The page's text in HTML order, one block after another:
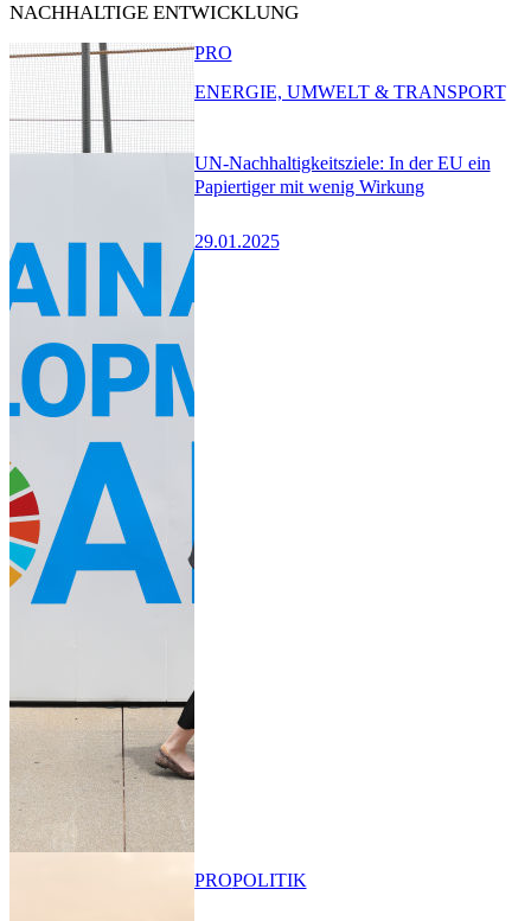
NACHHALTIGE ENTWICKLUNG
UN-Nachhaltigkeitsziele: In der EU ein
Papiertiger mit wenig Wirkung
29.01.2025
PRO
ENERGIE, UMWELT & TRANSPORT
PROPOLITIK